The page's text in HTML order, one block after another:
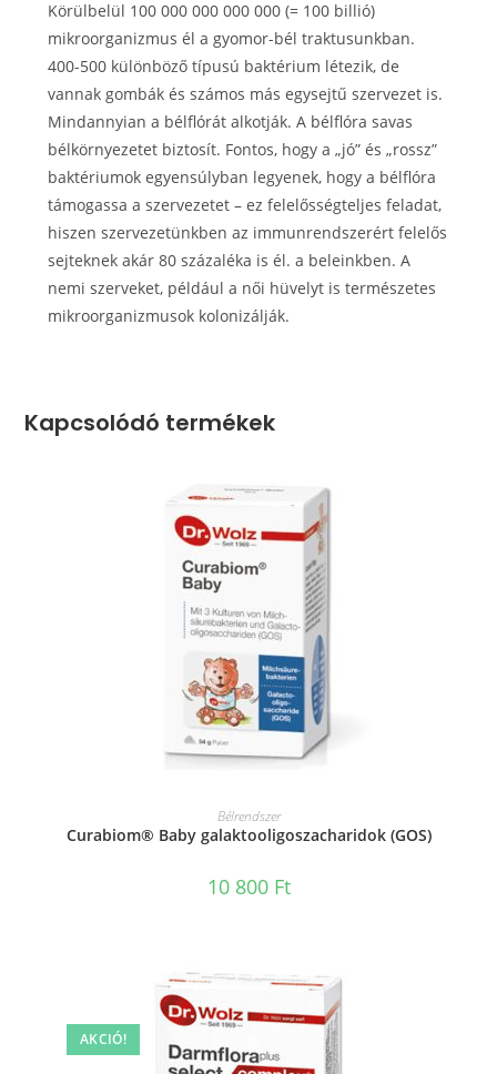
Körülbelül 100 000 000 000 000 (= 100 billió)
mikroorganizmus él a gyomor-bél traktusunkban.
400-500 különböző típusú baktérium létezik, de
vannak gombák és számos más egysejtű szervezet is.
Mindannyian a bélflórát alkotják. A bélflóra savas
bélkörnyezetet biztosít. Fontos, hogy a „jó” és „rossz”
baktériumok egyensúlyban legyenek, hogy a bélflóra
támogassa a szervezetet – ez felelősségteljes feladat,
hiszen szervezetünkben az immunrendszerért felelős
sejteknek akár 80 százaléka is él. a beleinkben. A
nemi szerveket, például a női hüvelyt is természetes
mikroorganizmusok kolonizálják.
Kapcsolódó termékek
KOSÁRBA TESZEM
Bélrendszer
Curabiom® Baby galaktooligoszacharidok (GOS)
10 800 Ft
AKCIÓ!